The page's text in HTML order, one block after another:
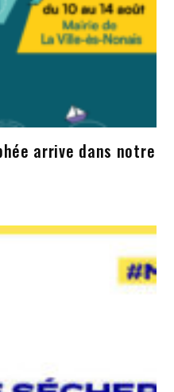
arrive dans notre